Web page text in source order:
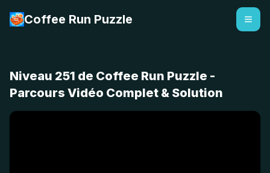
Coffee Run Puzzle
Niveau 251 de Coffee Run Puzzle -
Parcours Vidéo Complet & Solution